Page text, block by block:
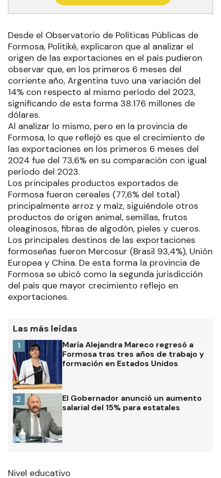
Desde el Observatorio de Políticas Públicas de
Formosa, Politiké, explicaron que al analizar el
origen de las exportaciones en el país pudieron
observar que, en los primeros 6 meses del
corriente año, Argentina tuvo una variación del
14% con respecto al mismo período del 2023,
significando de esta forma 38.176 millones de
dólares.
Al analizar lo mismo, pero en la provincia de
Formosa, lo que reflejó es que el crecimiento de
las exportaciones en los primeros 6 meses del
2024 fue del 73,6% en su comparación con igual
período del 2023.
Los principales productos exportados de
Formosa fueron cereales (77,6% del total)
principalmente arroz y maíz, siguiéndole otros
productos de origen animal, semillas, frutos
oleaginosos, fibras de algodón, pieles y cueros.
Los principales destinos de las exportaciones
formoseñas fueron Mercosur (Brasil 93,4%), Unión
Europea y China. De esta forma la provincia de
Formosa se ubicó como la segunda jurisdicción
del país que mayor crecimiento reflejo en
exportaciones.
Las más leídas
María Alejandra Mareco regresó a
Formosa tras tres años de trabajo y
formación en Estados Unidos
1
El Gobernador anunció un aumento
salarial del 15% para estatales
2
Nivel educativo